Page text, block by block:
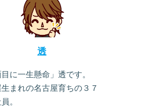
透
目に一生懸命」透です。
まれの名古屋育ちの３７
。